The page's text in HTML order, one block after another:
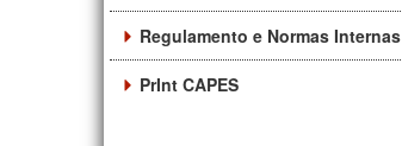
Regulamento e Normas Internas
PrInt CAPES